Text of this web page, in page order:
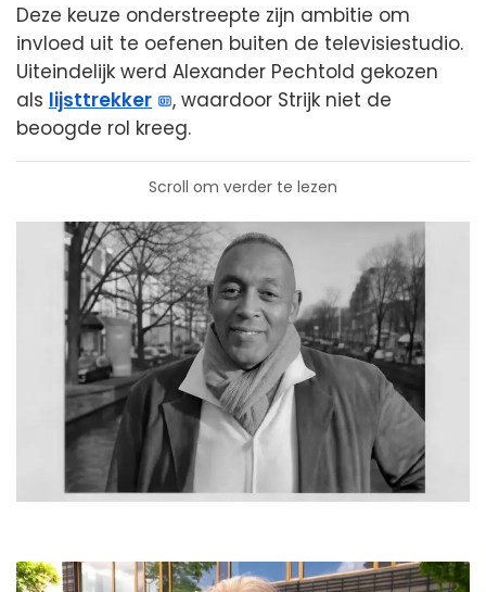
Deze keuze onderstreepte zijn ambitie om
invloed uit te oefenen buiten de televisiestudio.
Uiteindelijk werd Alexander Pechtold gekozen
als lijsttrekker
, waardoor Strijk niet de
beoogde rol kreeg.
Scroll om verder te lezen